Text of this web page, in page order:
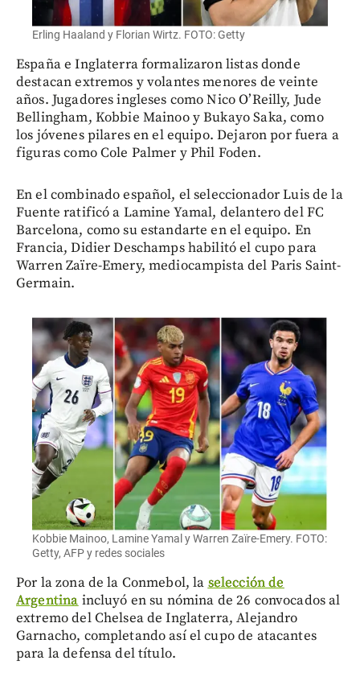
Erling Haaland y Florian Wirtz. FOTO: Getty
España e Inglaterra formalizaron listas donde
destacan extremos y volantes menores de veinte
años. Jugadores ingleses como Nico O’Reilly, Jude
Bellingham, Kobbie Mainoo y Bukayo Saka, como
los jóvenes pilares en el equipo. Dejaron por fuera a
figuras como Cole Palmer y Phil Foden.
En el combinado español, el seleccionador Luis de la
Fuente ratificó a Lamine Yamal, delantero del FC
Barcelona, como su estandarte en el equipo. En
Francia, Didier Deschamps habilitó el cupo para
Warren Zaïre-Emery, mediocampista del Paris Saint-
Germain.
Kobbie Mainoo, Lamine Yamal y Warren Zaïre-Emery. FOTO:
Getty, AFP y redes sociales
Por la zona de la Conmebol, la selección de
Argentina incluyó en su nómina de 26 convocados al
extremo del Chelsea de Inglaterra, Alejandro
Garnacho, completando así el cupo de atacantes
para la defensa del título.